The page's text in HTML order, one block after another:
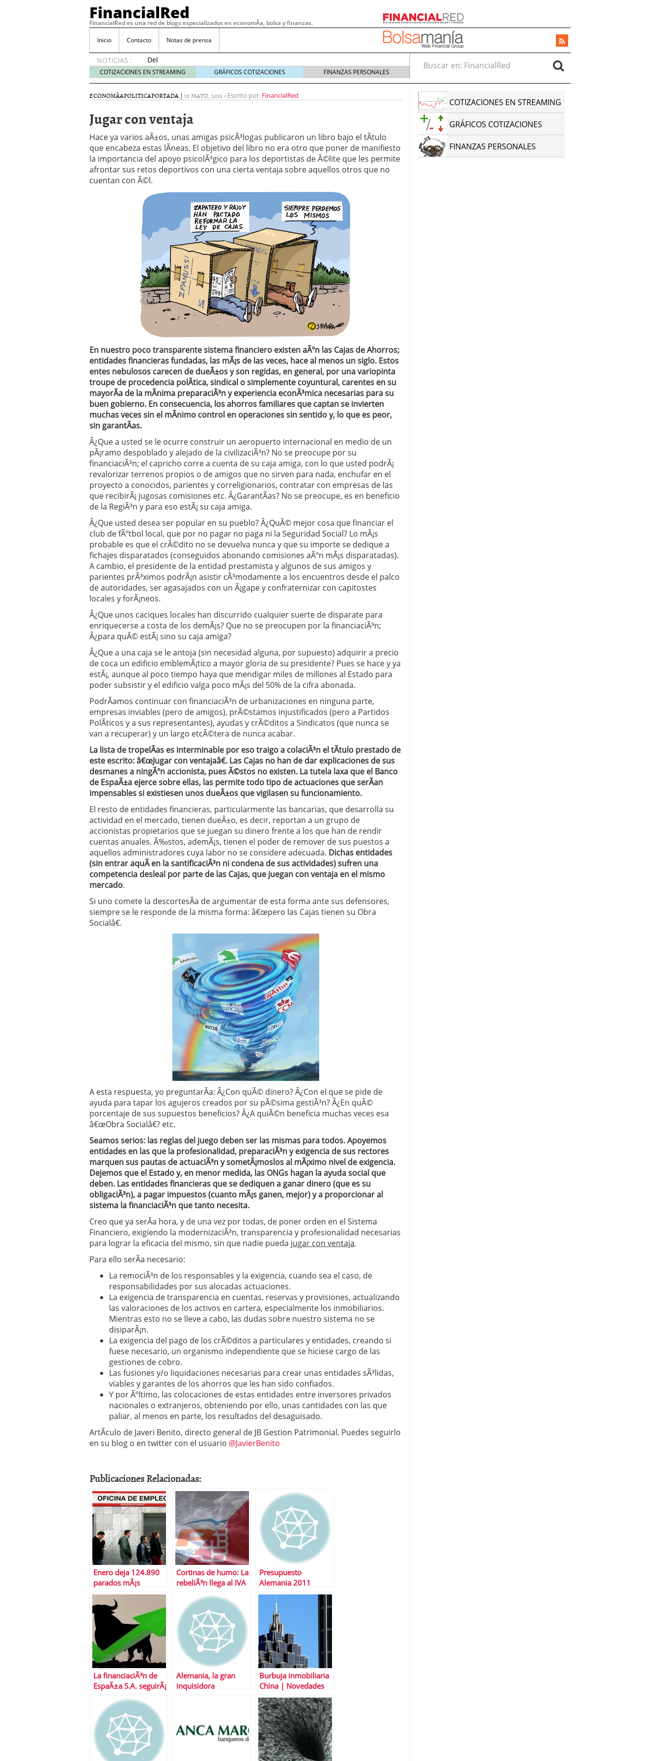
FinancialRed
FinancialRed es una red de blogs especializados en economÃ­a, bolsa y finanzas.
Inicio Contacto Notas de prensa
NOTICIAS :
Del
depósito
a la
cómo
cambiando
gestión
del
ahorro
en
España
Seguros de convenio en pymes: la obligación que muchas empresas
descubren cuando ya es demasiado tarde
20/07/2026
ReseÃ±a de SIFX: Lo Que Deben Saber los Traders Mexicanos Antes de
Operar 29/06/2026
Crear empresa online vs proceso tradicional: ventajas reales para pymes
29/05/2026
CÃ³mo afrontar una baja mÃ©dica cuando trabajas por cuenta propia
26/05/2026
COTIZACIONES EN STREAMING GRÁFICOS COTIZACIONES FINANZAS PERSONALES
Buscar en:
ECONOMÃ­APOLITICAPORTADA | 19 MAYO, 2011 - Escrito por: FinancialRed
Jugar con ventaja
Hace ya varios aÃ±os, unas amigas psicÃ³logas publicaron un libro bajo el tÃ­tulo
que encabeza estas lÃ­neas. El objetivo del libro no era otro que poner de manifiesto
la importancia del apoyo psicolÃ³gico para los deportistas de Ã©lite que les permite
afrontar sus retos deportivos con una cierta ventaja sobre aquellos otros que no
cuentan con Ã©l.
En nuestro poco transparente sistema financiero existen aÃºn las Cajas de Ahorros;
entidades financieras fundadas, las mÃ¡s de las veces, hace al menos un siglo. Estos
entes nebulosos carecen de dueÃ±os y son regidas, en general, por una variopinta
troupe de procedencia polÃ­tica, sindical o simplemente coyuntural, carentes en su
mayorÃ­a de la mÃ­nima preparaciÃ³n y experiencia econÃ³mica necesarias para su
buen gobierno. En consecuencia, los ahorros familiares que captan se invierten
muchas veces sin el mÃ­nimo control en operaciones sin sentido y, lo que es peor,
sin garantÃ­as.
Â¿Que a usted se le ocurre construir un aeropuerto internacional en medio de un
pÃ¡ramo despoblado y alejado de la civilizaciÃ³n? No se preocupe por su
financiaciÃ³n; el capricho corre a cuenta de su caja amiga, con lo que usted podrÃ¡
revalorizar terrenos propios o de amigos que no sirven para nada, enchufar en el
proyecto a conocidos, parientes y correligionarios, contratar con empresas de las
que recibirÃ¡ jugosas comisiones etc. Â¿GarantÃ­as? No se preocupe, es en beneficio
de la RegiÃ³n y para eso estÃ¡ su caja amiga.
Â¿Que usted desea ser popular en su pueblo? Â¿QuÃ© mejor cosa que financiar el
club de fÃºtbol local, que por no pagar no paga ni la Seguridad Social? Lo mÃ¡s
probable es que el crÃ©dito no se devuelva nunca y que su importe se dedique a
fichajes disparatados (conseguidos abonando comisiones aÃºn mÃ¡s disparatadas).
A cambio, el presidente de la entidad prestamista y algunos de sus amigos y
parientes prÃ³ximos podrÃ¡n asistir cÃ³modamente a los encuentros desde el palco
de autoridades, ser agasajados con un Ã¡gape y confraternizar con capitostes
locales y forÃ¡neos.
Â¿Que unos caciques locales han discurrido cualquier suerte de disparate para
enriquecerse a costa de los demÃ¡s? Que no se preocupen por la financiaciÃ³n;
Â¿para quÃ© estÃ¡ sino su caja amiga?
Â¿Que a una caja se le antoja (sin necesidad alguna, por supuesto) adquirir a precio
de coca un edificio emblemÃ¡tico a mayor gloria de su presidente? Pues se hace y ya
estÃ¡, aunque al poco tiempo haya que mendigar miles de millones al Estado para
poder subsistir y el edificio valga poco mÃ¡s del 50% de la cifra abonada.
PodrÃ­amos continuar con financiaciÃ³n de urbanizaciones en ninguna parte,
empresas inviables (pero de amigos), prÃ©stamos injustificados (pero a Partidos
PolÃ­ticos y a sus representantes), ayudas y crÃ©ditos a Sindicatos (que nunca se
van a recuperar) y un largo etcÃ©tera de nunca acabar.
La lista de tropelÃ­as es interminable por eso traigo a colaciÃ³n el tÃ­tulo prestado de
este escrito: â€œJugar con ventajaâ€. Las Cajas no han de dar explicaciones de sus
desmanes a ningÃºn accionista, pues Ã©stos no existen. La tutela laxa que el Banco
de EspaÃ±a ejerce sobre ellas, las permite todo tipo de actuaciones que serÃ­an
impensables si existiesen unos dueÃ±os que vigilasen su funcionamiento.
El resto de entidades financieras, particularmente las bancarias, que desarrolla su
actividad en el mercado, tienen dueÃ±o, es decir, reportan a un grupo de
accionistas propietarios que se juegan su dinero frente a los que han de rendir
cuentas anuales. Ã‰stos, ademÃ¡s, tienen el poder de remover de sus puestos a
aquellos administradores cuya labor no se considere adecuada. Dichas entidades
(sin entrar aquÃ­ en la santificaciÃ³n ni condena de sus actividades) sufren una
competencia desleal por parte de las Cajas, que juegan con ventaja en el mismo
mercado.
Si uno comete la descortesÃ­a de argumentar de esta forma ante sus defensores,
siempre se le responde de la misma forma: â€œpero las Cajas tienen su Obra
Socialâ€.
A esta respuesta, yo preguntarÃ­a: Â¿Con quÃ© dinero? Â¿Con el que se pide de
ayuda para tapar los agujeros creados por su pÃ©sima gestiÃ³n? Â¿En quÃ©
porcentaje de sus supuestos beneficios? Â¿A quiÃ©n beneficia muchas veces esa
â€œObra Socialâ€? etc.
Seamos serios: las reglas del juego deben ser las mismas para todos. Apoyemos
entidades en las que la profesionalidad, preparaciÃ³n y exigencia de sus rectores
marquen sus pautas de actuaciÃ³n y sometÃ¡moslos al mÃ¡ximo nivel de exigencia.
Dejemos que el Estado y, en menor medida, las ONGs hagan la ayuda social que
deben. Las entidades financieras que se dediquen a ganar dinero (que es su
obligaciÃ³n), a pagar impuestos (cuanto mÃ¡s ganen, mejor) y a proporcionar al
sistema la financiaciÃ³n que tanto necesita.
Creo que ya serÃ­a hora, y de una vez por todas, de poner orden en el Sistema
Financiero, exigiendo la modernizaciÃ³n, transparencia y profesionalidad necesarias
para lograr la eficacia del mismo, sin que nadie pueda jugar con ventaja.
Para ello serÃ­a necesario:
La remociÃ³n de los responsables y la exigencia, cuando sea el caso, de
responsabilidades por sus alocadas actuaciones.
La exigencia de transparencia en cuentas, reservas y provisiones, actualizando
las valoraciones de los activos en cartera, especialmente los inmobiliarios.
Mientras esto no se lleve a cabo, las dudas sobre nuestro sistema no se
disiparÃ¡n.
La exigencia del pago de los crÃ©ditos a particulares y entidades, creando si
fuese necesario, un organismo independiente que se hiciese cargo de las
gestiones de cobro.
Las fusiones y/o liquidaciones necesarias para crear unas entidades sÃ³lidas,
viables y garantes de los ahorros que les han sido confiados.
Y por Ãºltimo, las colocaciones de estas entidades entre inversores privados
nacionales o extranjeros, obteniendo por ello, unas cantidades con las que
paliar, al menos en parte, los resultados del desaguisado.
ArtÃ­culo de Javeri Benito, directo general de JB Gestion Patrimonial. Puedes seguirlo
en su blog o en twitter con el usuario @JavierBenito
Publicaciones Relacionadas:
Enero deja 124.890
parados mÃ¡s
Cortinas de humo: La
rebeliÃ³n llega al IVA
Presupuesto
Alemania 2011
La financiaciÃ³n de
EspaÃ±a S.A. seguirÃ¡
abaratÃ¡ndose
despuÃ©s de verano
Alemania, la gran
inquisidora
Burbuja inmobiliaria
China | Novedades
en la regulaciÃ³n de
compra vivienda
COTIZACIONES EN STREAMING
GRÁFICOS COTIZACIONES
FINANZAS PERSONALES